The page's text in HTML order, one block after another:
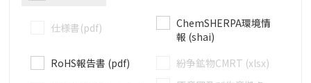
仕様書(pdf)
ChemSHERPA環境情
報 (shai)
RoHS報告書 (pdf)
紛争鉱物CMRT (xlsx)